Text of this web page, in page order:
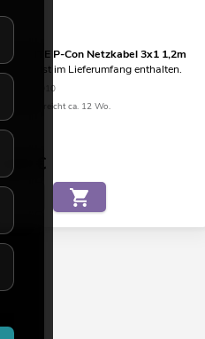
EUROLITE P-Con Netzkabel 3x1 1,2m
Zubehör ist im Lieferumfang enthalten.
No. 30235010
Bestand reicht ca. 12 Wo.
9,90 €